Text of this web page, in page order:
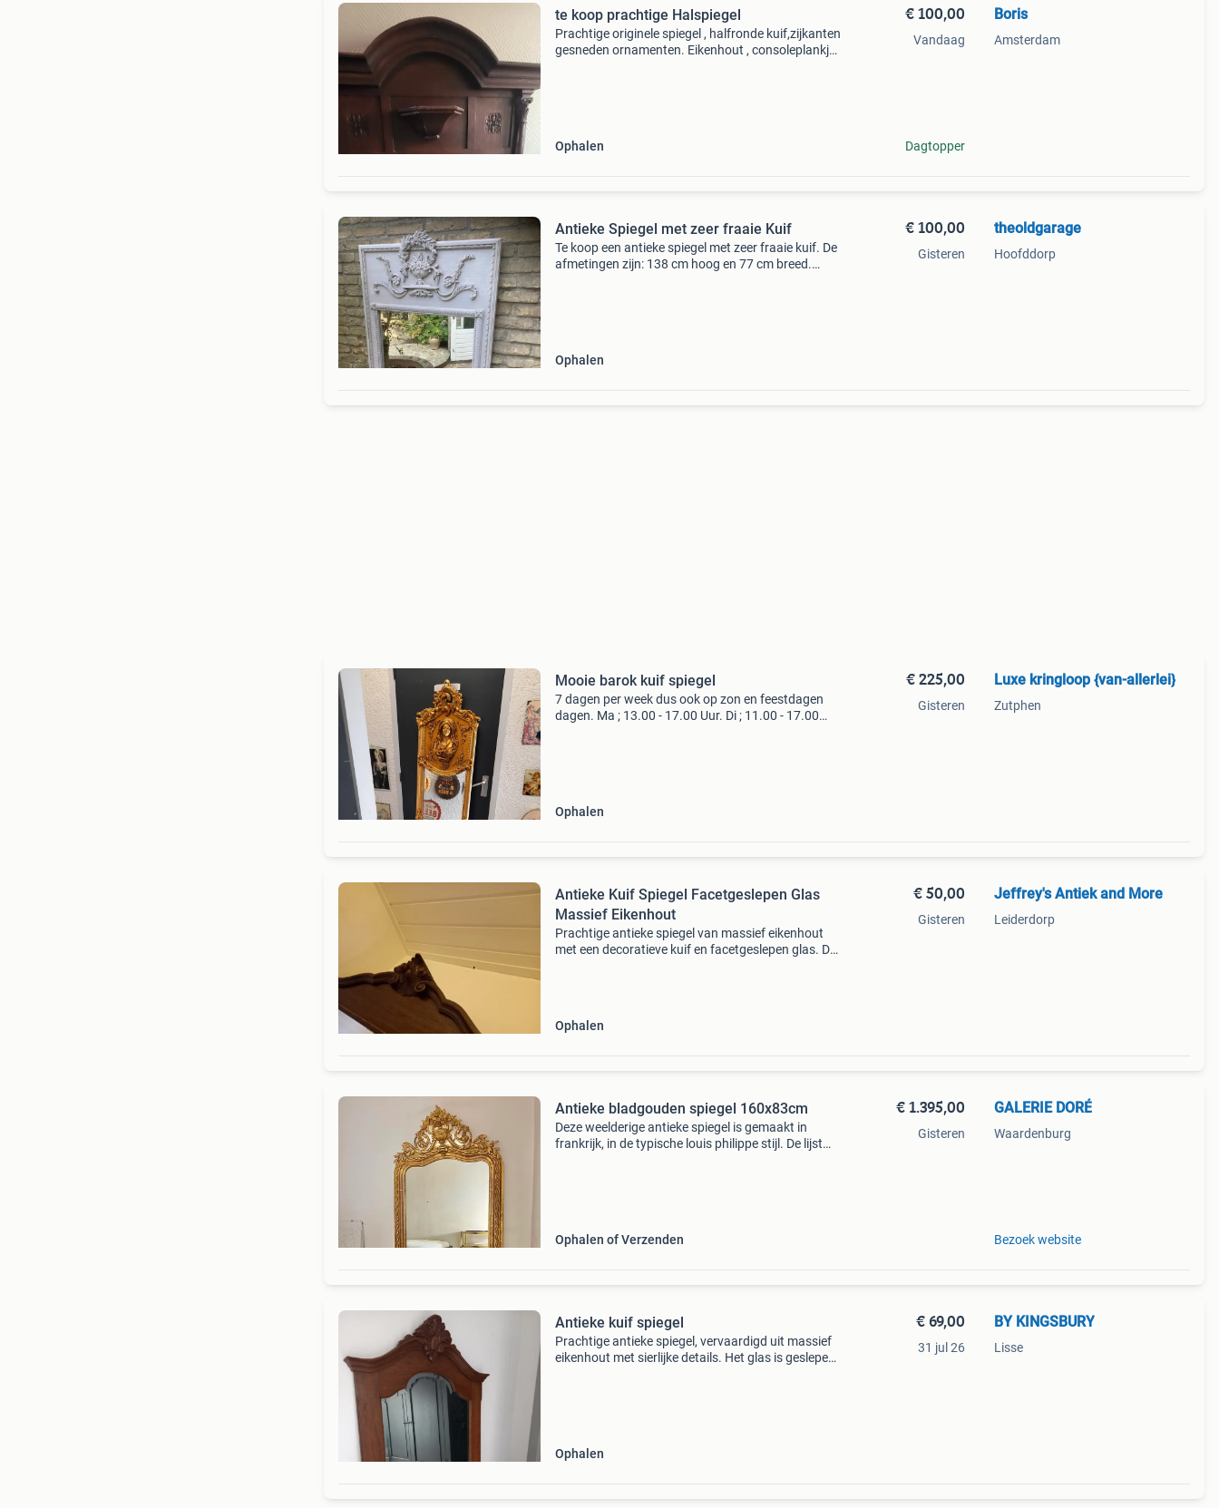
te koop prachtige Halspiegel
Prachtige originele spiegel , halfronde kuif,zijkanten
gesneden ornamenten. Eikenhout , consoleplankje
Ophalen
€ 100,00
Vandaag
Dagtopper
Boris
Amsterdam
Antieke Spiegel met zeer fraaie Kuif
Te koop een antieke spiegel met zeer fraaie kuif. De
afmetingen zijn: 138 cm hoog en 77 cm breed.
Ophalen
€ 100,00
Gisteren
theoldgarage
Hoofddorp
Mooie barok kuif spiegel
7 dagen per week dus ook op zon en feestdagen
dagen. Ma ; 13.00 - 17.00 Uur. Di ; 11.00 - 17.00
Ophalen
€ 225,00
Gisteren
Luxe kringloop {van-allerlei}
Zutphen
Antieke Kuif Spiegel Facetgeslepen Glas
Massief Eikenhout
Prachtige antieke spiegel van massief eikenhout
met een decoratieve kuif en facetgeslepen glas. De
Ophalen
€ 50,00
Gisteren
Jeffrey's Antiek and More
Leiderdorp
Antieke bladgouden spiegel 160x83cm
Deze weelderige antieke spiegel is gemaakt in
frankrijk, in de typische louis philippe stijl. De lijst
Ophalen of Verzenden
€ 1.395,00
Gisteren
GALERIE DORÉ
Waardenburg
Bezoek website
Antieke kuif spiegel
Prachtige antieke spiegel, vervaardigd uit massief
eikenhout met sierlijke details. Het glas is geslepen,
Ophalen
€ 69,00
31 jul 26
BY KINGSBURY
Lisse